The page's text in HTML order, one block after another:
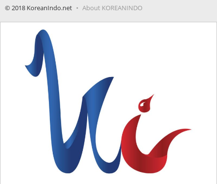
© 2018 KoreanIndo.net About KOREANINDO